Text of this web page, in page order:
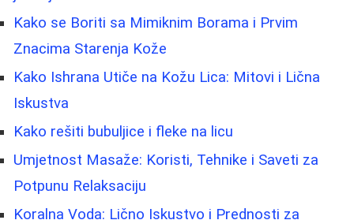
Kako se Boriti sa Mimiknim Borama i Prvim
Znacima Starenja Kože
Kako Ishrana Utiče na Kožu Lica: Mitovi i Lična
Iskustva
Kako rešiti bubuljice i fleke na licu
Umjetnost Masaže: Koristi, Tehnike i Saveti za
Potpunu Relaksaciju
Koralna Voda: Lično Iskustvo i Prednosti za